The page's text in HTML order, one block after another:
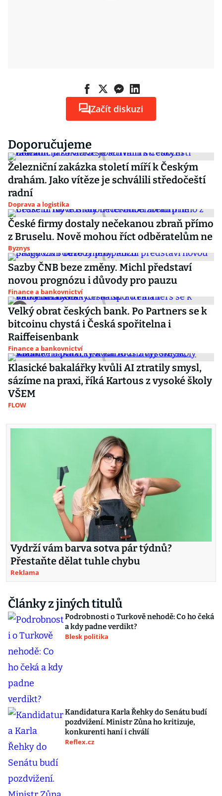
Začít diskuzi
Doporučujeme
Železniční zakázka století míří k Českým
drahám. Jako vítěze je schválili středočeští
radní
Doprava a logistika
České firmy dostaly nečekanou zbraň přímo
z Bruselu. Nově mohou říct odběratelům ne
Byznys
Sazby ČNB beze změny. Michl představí
novou prognózu i důvody pro pauzu
Finance a bankovnictví
Velký obrat českých bank. Po Partners se k
bitcoinu chystá i Česká spořitelna i
Raiffeisenbank
Finance a bankovnictví
Klasické bakalářky kvůli AI ztratily smysl,
sázíme na praxi, říká Kartous z vysoké školy
VŠEM
FLOW
Vydrží vám barva sotva pár týdnů?
Přestaňte dělat tuhle chybu
Reklama
Články z jiných titulů
Podrobnosti o Turkově nehodě: Co ho čeká
a kdy padne verdikt?
Blesk politika
Kandidatura Karla Řehky do Senátu budí
pozdvižení. Ministr Zůna ho kritizuje,
konkurenti haní i chválí
Reflex.cz